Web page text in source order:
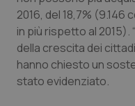
Molise
Piemonte
Epatiti
HIV
2016, del 18,7% (9.146
in più rispetto al 2015).
della crescita dei
hanno chiesto un
stato evidenziato.